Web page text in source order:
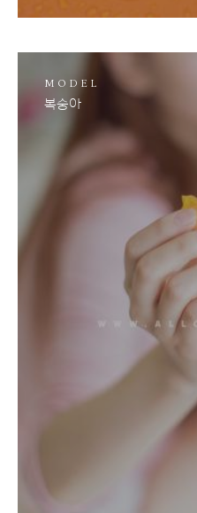
MODEL
복숭아